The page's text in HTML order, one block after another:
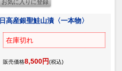
日高産銀聖鮭山漬〈一本物〉
在庫切れ
販売価格8,500円(税込)